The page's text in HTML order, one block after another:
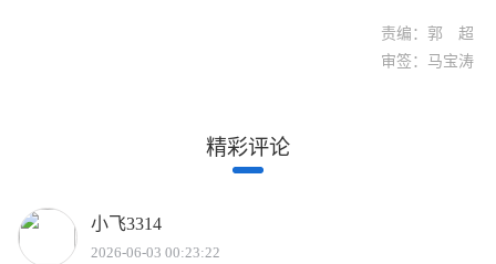
责编：郭 超
审签：马宝涛
精彩评论
小飞3314
2026-06-03 00:23:22